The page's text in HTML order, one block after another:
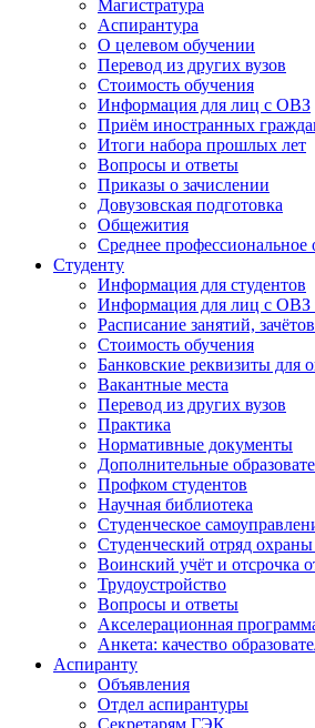
Магистратура
Аспирантура
О целевом обучении
Перевод из других вузов
Стоимость обучения
Информация для лиц с ОВЗ
Приём иностранных
Итоги набора прошлых лет
Вопросы и ответы
Приказы о зачислении
Довузовская подготовка
Общежития
Среднее профессиональное
Студенту
Информация для студентов
Информация для лиц с ОВЗ
Расписание занятий,
Стоимость обучения
Банковские реквизиты для
Вакантные места
Перевод из других вузов
Практика
Нормативные документы
Дополнительные
Профком студентов
Научная библиотека
Студенческое
Студенческий отряд
Воинский учёт и отсрочка
Трудоустройство
Вопросы и ответы
Акселерационная
Анкета: качество
Аспиранту
Объявления
Отдел аспирантуры
Секретарям ГЭК